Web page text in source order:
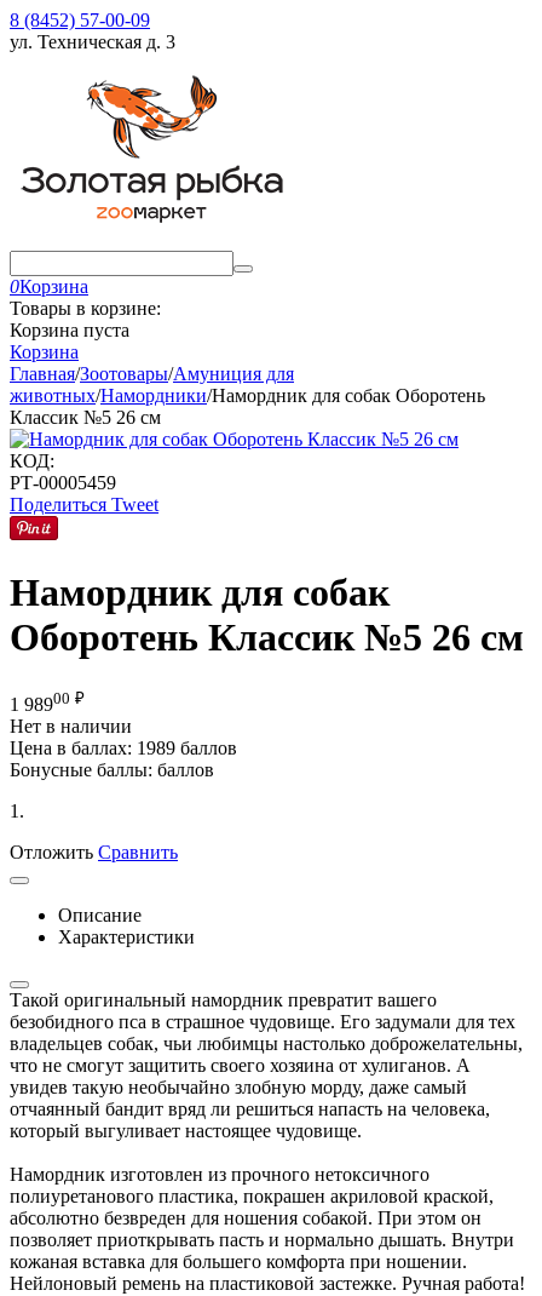
8 (8452) 57-00-09
ул. Техническая д. 3
0Корзина
Товары в корзине:
Корзина пуста
Корзина
Главная/Зоотовары/Амуниция для
животных/Намордники/Намордник для собак Оборотень
Классик №5 26 см
КОД:
РТ-00005459
Поделиться Tweet
Намордник для собак
Оборотень Классик №5 26 см
1 98900 ₽
Нет в наличии
Цена в баллах: 1989 баллов
Бонусные баллы: баллов
1.
Отложить Сравнить
Описание
Характеристики
Такой оригинальный намордник превратит вашего
безобидного пса в страшное чудовище. Его задумали для тех
владельцев собак, чьи любимцы настолько доброжелательны,
что не смогут защитить своего хозяина от хулиганов. А
увидев такую необычайно злобную морду, даже самый
отчаянный бандит вряд ли решиться напасть на человека,
который выгуливает настоящее чудовище.
Намордник изготовлен из прочного нетоксичного
полиуретанового пластика, покрашен акриловой краской,
абсолютно безвреден для ношения собакой. При этом он
позволяет приоткрывать пасть и нормально дышать. Внутри
кожаная вставка для большего комфорта при ношении.
Нейлоновый ремень на пластиковой застежке. Ручная работа!